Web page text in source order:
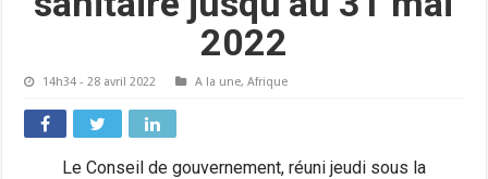
2022
14h34 - 28 avril 2022 A la une,Afrique
Le Conseil de gouvernement, réuni jeudi sous la